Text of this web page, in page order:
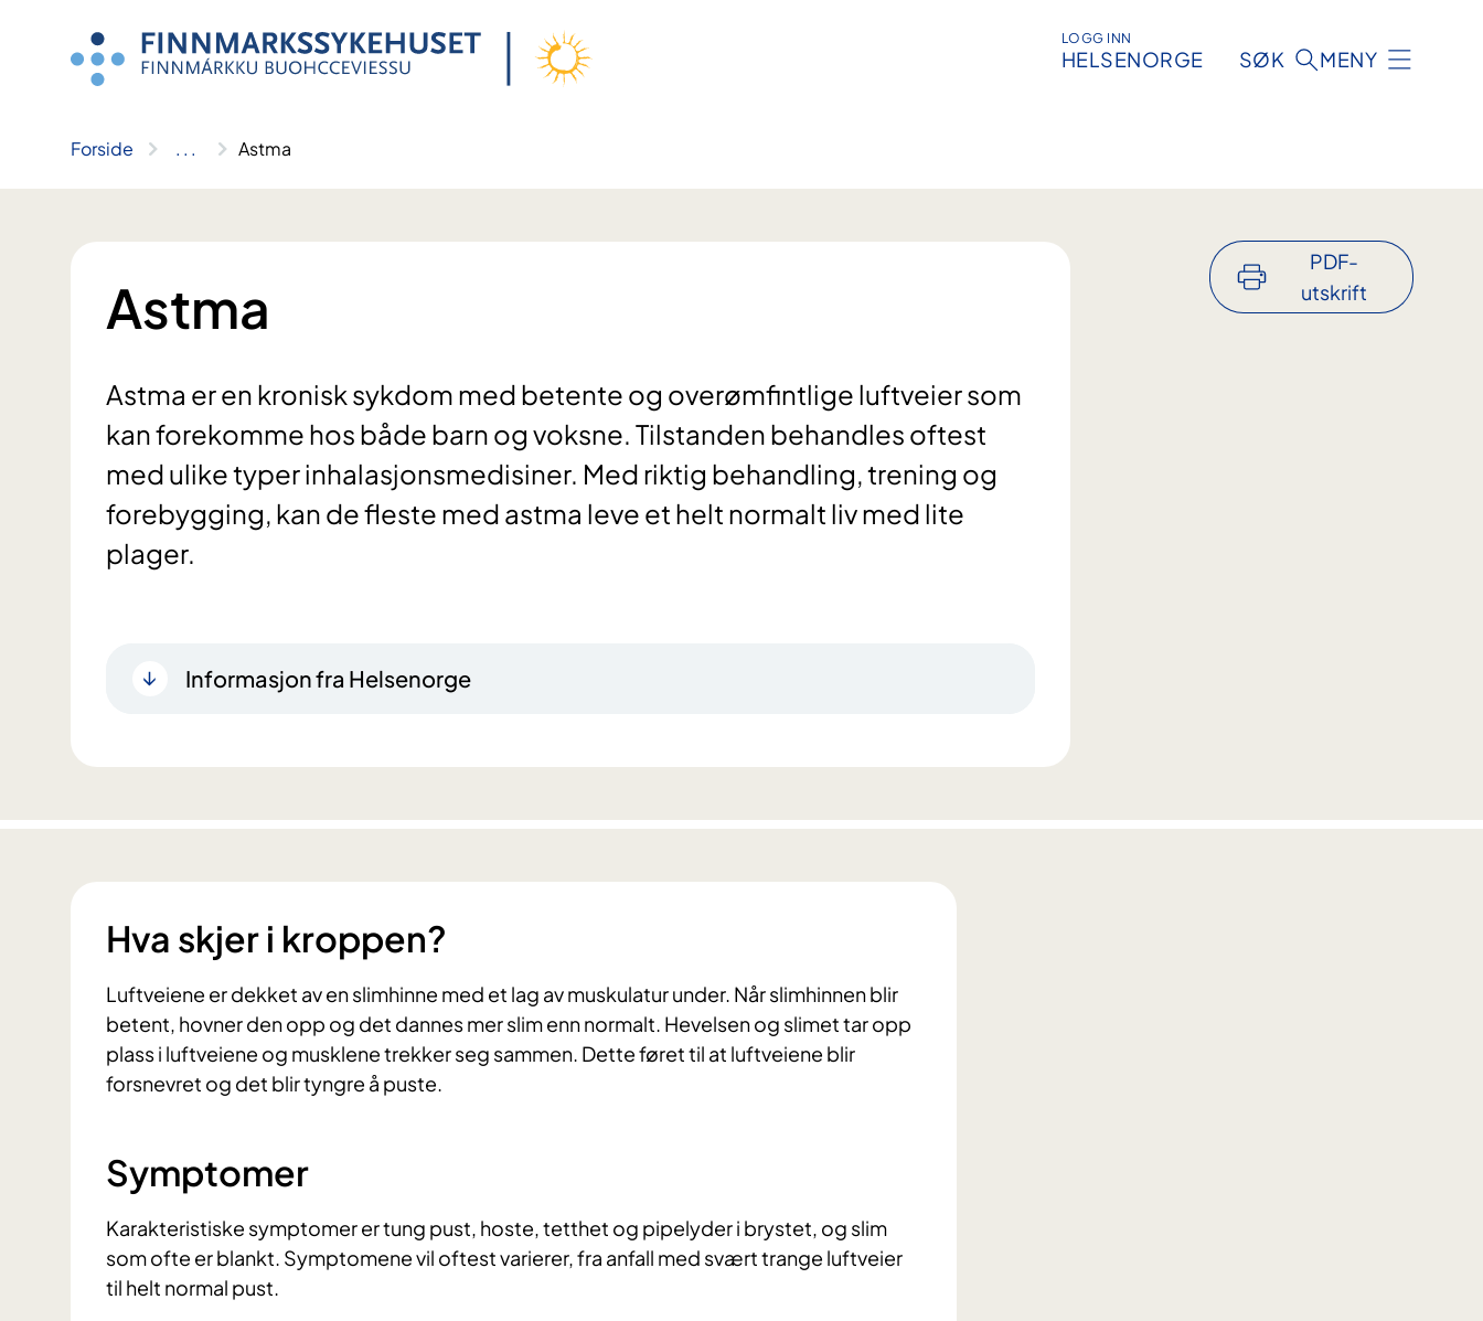
LOGG INN
HELSENORGE SØK MENY
Forside .. . Astma
Astma
Astma er en kronisk sykdom med betente og overømfintlige luftveier som
kan forekomme hos både barn og voksne. Tilstanden behandles oftest
med ulike typer inhalasjonsmedisiner. Med riktig behandling, trening og
forebygging, kan de fleste med astma leve et helt normalt liv med lite
plager.
Informasjon fra Helsenorge
PDF-
utskrift
Hva skjer i kroppen?
Luftveiene er dekket av en slimhinne med et lag av muskulatur under. Når slimhinnen blir
betent, hovner den opp og det dannes mer slim enn normalt. Hevelsen og slimet tar opp
plass i luftveiene og musklene trekker seg sammen. Dette føret til at luftveiene blir
forsnevret og det blir tyngre å puste.
Symptomer
Karakteristiske symptomer er tung pust, hoste, tetthet og pipelyder i brystet, og slim
som ofte er blankt. Symptomene vil oftest varierer, fra anfall med svært trange luftveier
til helt normal pust.